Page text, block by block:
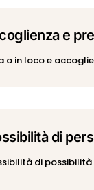
e
o in loco e
di
di